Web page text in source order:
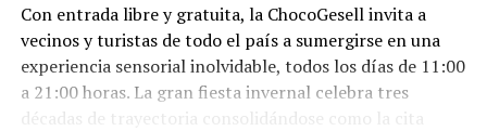
Con entrada libre y gratuita, la ChocoGesell invita a
vecinos y turistas de todo el país a sumergirse en una
experiencia sensorial inolvidable, todos los días de 11:00
a 21:00 horas. La gran fiesta invernal celebra tres
décadas de trayectoria consolidándose como la cita